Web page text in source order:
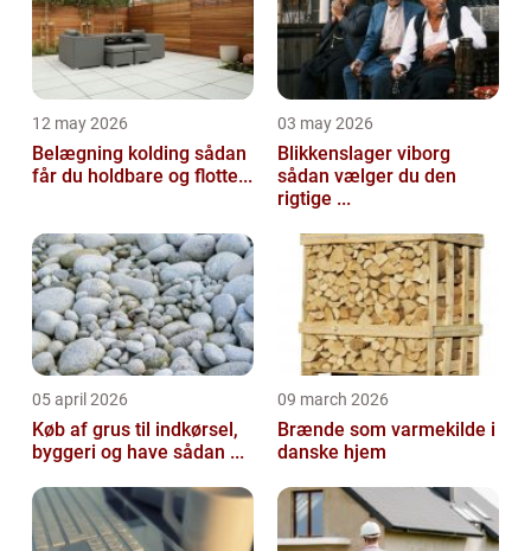
12 may 2026
Belægning kolding sådan
får du holdbare og flotte...
03 may 2026
Blikkenslager viborg
sådan vælger du den
rigtige ...
05 april 2026
Køb af grus til indkørsel,
byggeri og have sådan ...
09 march 2026
Brænde som varmekilde i
danske hjem